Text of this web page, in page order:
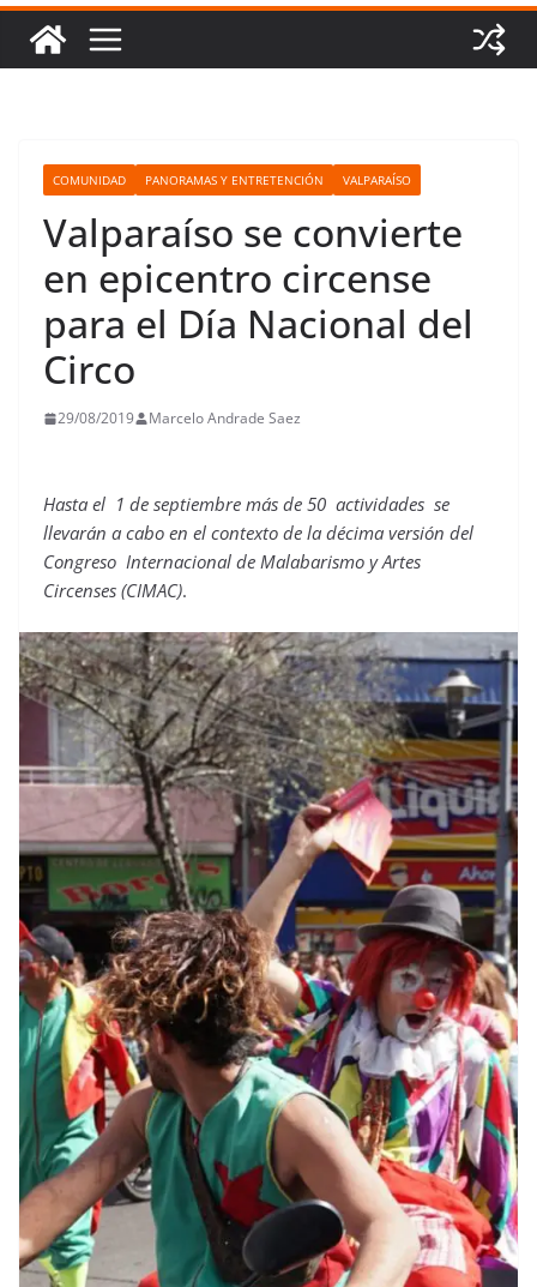
COMUNIDAD PANORAMAS Y ENTRETENCIÓN VALPARAÍSO
Valparaíso se convierte
en epicentro circense
para el Día Nacional del
Circo
29/08/2019 Marcelo Andrade Saez
Hasta el 1 de septiembre más de 50 actividades se
llevarán a cabo en el contexto de la décima versión del
Congreso Internacional de Malabarismo y Artes
Circenses (CIMAC).